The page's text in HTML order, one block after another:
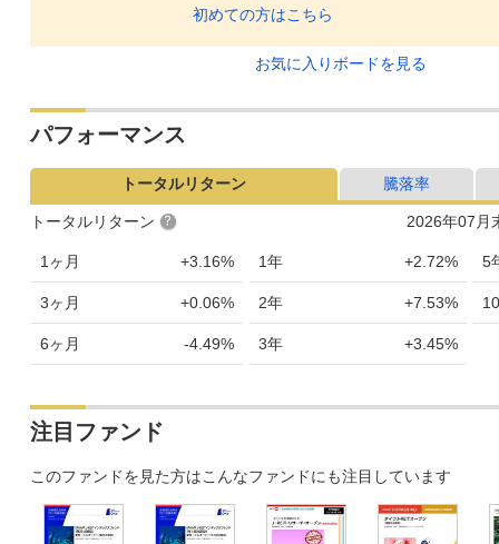
初めての方はこちら
お気に入りボードを見る
パフォーマンス
トータルリターン 騰落率
2026年07月
トータルリターン
1ヶ月 +3.16%
3ヶ月 +0.06%
6ヶ月 -4.49%
1年 +2.72%
2年 +7.53%
3年 +3.45%
5
注目ファンド
このファンドを見た方はこんなファンドにも注目しています